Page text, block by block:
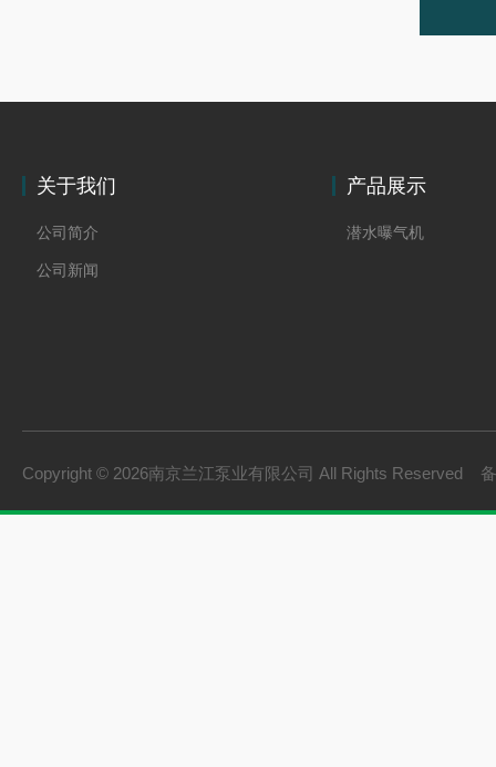
关于我们
公司简介
公司新闻
产品展示
潜水曝气机
Copyright © 2026南京兰江泵业有限公司 All Rights Reserved